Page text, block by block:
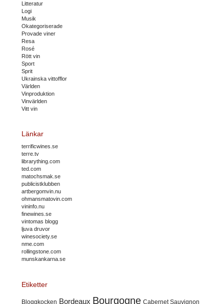
Litteratur
Logi
Musik
Okategoriserade
Provade viner
Resa
Rosé
Rött vin
Sport
Sprit
Ukrainska vittofflor
Världen
Vinproduktion
Vinvärlden
Vitt vin
Länkar
terrificwines.se
terre.tv
librarything.com
ted.com
matochsmak.se
publicistklubben
artbergomvin.nu
ohmansmatovin.com
vininfo.nu
finewines.se
vintomas blogg
ljuva druvor
winesociety.se
nme.com
rollingstone.com
munskankarna.se
Etiketter
Bloggkocken Bordeaux Bourgogne Cabernet Sauvignon